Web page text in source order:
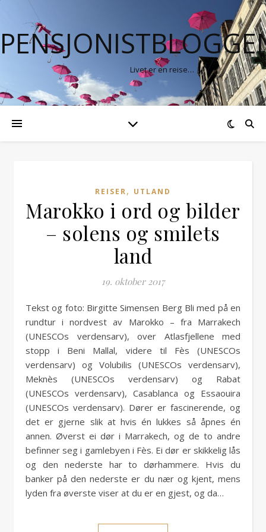
Livet er en reise…
REISER, UTLAND
Marokko i ord og bilder
– solens og smilets
land
19. oktober 2017
Tekst og foto: Birgitte Simensen Berg Bli med på en
rundtur i nordvest av Marokko – fra Marrakech
(UNESCOs verdensarv), over Atlasfjellene med
stopp i Beni Mallal, videre til Fès (UNESCOs
verdensarv) og Volubilis (UNESCOs verdensarv),
Meknès (UNESCOs verdensarv) og Rabat
(UNESCOs verdensarv), Casablanca og Essaouira
(UNESCOs verdensarv). Dører er fascinerende, og
det er gjerne slik at hvis én lukkes så åpnes én
annen. Øverst ei dør i Marrakech, og de to andre
befinner seg i gamlebyen i Fès. Ei dør er skikkelig lås
og den nederste har to dørhammere. Hvis du
banker på den nederste er du nær og kjent, mens
lyden fra øverste viser at du er en gjest, og da…